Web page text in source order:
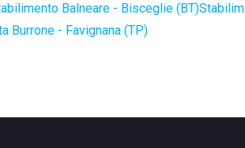
Balneare - Bisceglie (BT)
Burrone - Favignana (TP)